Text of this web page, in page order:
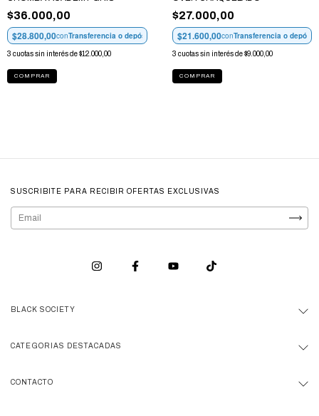
$36.000,00
$28.800,00conTransferencia o depósito
3 cuotas sin interés de$12.000,00
COMPRAR
$27.000,00
$21.600,00conTransferencia o depósito
3 cuotas sin interés de$9.000,00
COMPRAR
SUSCRIBITE PARA RECIBIR OFERTAS EXCLUSIVAS
BLACK SOCIETY
CATEGORIAS DESTACADAS
CONTACTO